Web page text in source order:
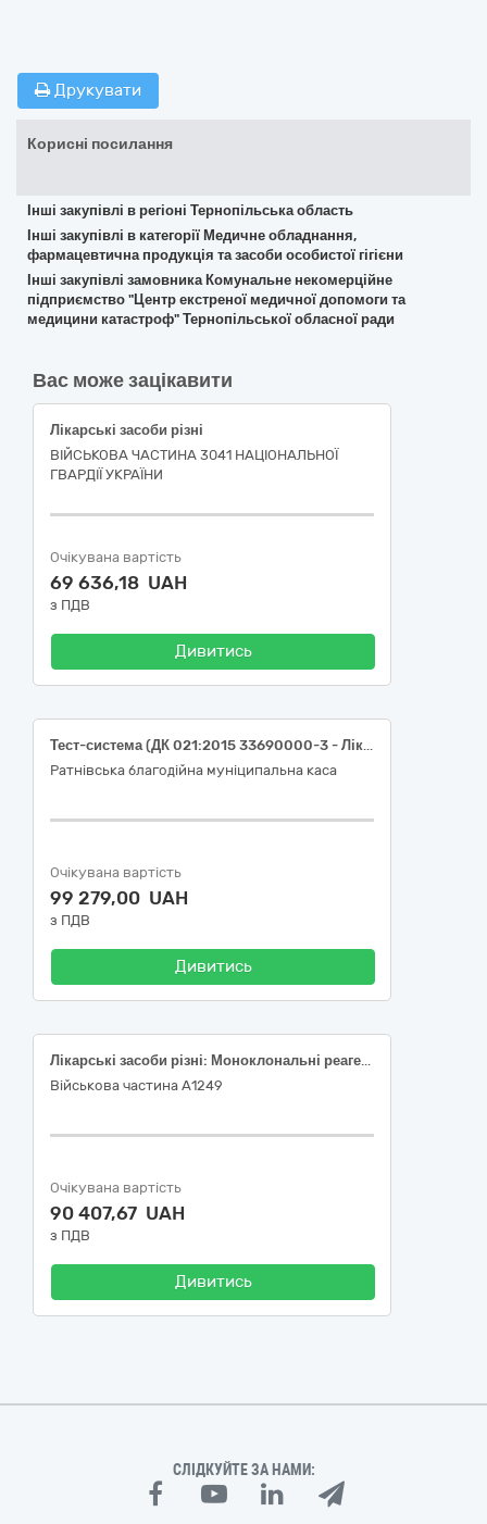
Друкувати
Корисні посилання
Інші закупівлі в регіоні Тернопільська область
Інші закупівлі в категорії Медичне обладнання,
фармацевтична продукція та засоби особистої гігієни
Інші закупівлі замовника Комунальне некомерційне
підприємство "Центр екстреної медичної допомоги та
медицини катастроф" Тернопільської обласної ради
Вас може зацікавити
Лікарські засоби різні
ВІЙСЬКОВА ЧАСТИНА 3041 НАЦІОНАЛЬНОЇ
ГВАРДІЇ УКРАЇНИ
Очікувана вартість
69 636,18 UAH
з ПДВ
Дивитись
Тест-система (ДК 021:2015 33690000-3 - Лікарські засоби різні)
Ратнівська благодійна муніципальна каса
Очікувана вартість
99 279,00 UAH
з ПДВ
Дивитись
Лікарські засоби різні: Моноклональні реагенти, реагенти до Коагулометра LabAnalyt-610 та до напівавтоматичного біохімічного аналізатора LabAnalyt SA
Військова частина А1249
Очікувана вартість
90 407,67 UAH
з ПДВ
Дивитись
СЛІДКУЙТЕ ЗА НАМИ: